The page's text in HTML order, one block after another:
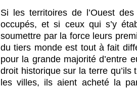
Si les territoires de l’Ouest
occupés, et si ceux qui s’y
soumettre par la force leurs
du tiers monde est tout à fait
pour la grande majorité d’entre
droit historique sur la terre
les villes, ils aient acheté la